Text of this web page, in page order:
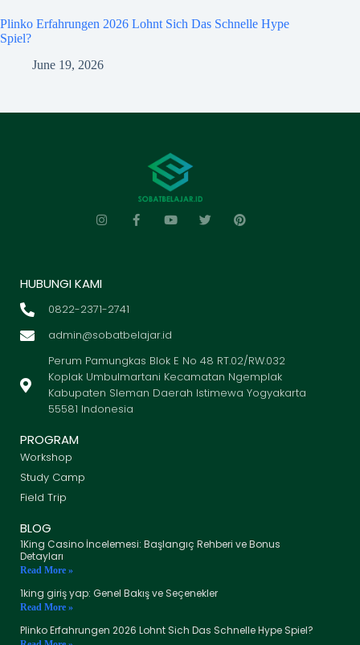
Plinko Erfahrungen 2026 Lohnt Sich Das Schnelle Hype
Spiel?
June 19, 2026
HUBUNGI KAMI
0822-2371-2741
admin@sobatbelajar.id
Perum Pamungkas Blok E No 48 RT.02/RW.032
Koplak Umbulmartani Kecamatan Ngemplak
Kabupaten Sleman Daerah Istimewa Yogyakarta
55581 Indonesia
PROGRAM
Workshop
Study Camp
Field Trip
BLOG
1King Casino İncelemesi: Başlangıç Rehberi ve Bonus
Detayları
Read More »
1king giriş yap: Genel Bakış ve Seçenekler
Read More »
Plinko Erfahrungen 2026 Lohnt Sich Das Schnelle Hype Spiel?